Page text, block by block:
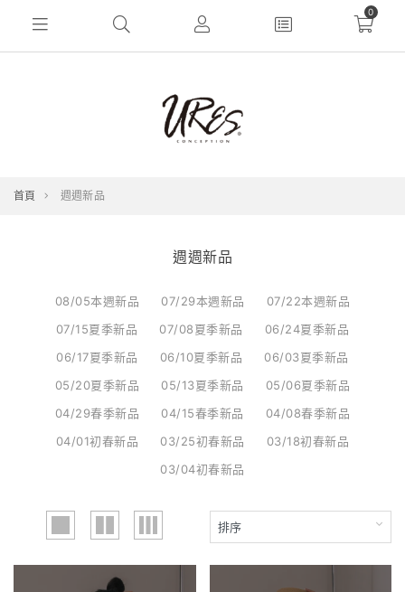
0
首頁 週週新品
週週新品
08/05本週新品 07/29本週新品
07/22本週新品
07/15夏季新品
07/08夏季新品
06/24夏季新品
06/17夏季新品
06/10夏季新品
06/03夏季新品
05/20夏季新品
05/13夏季新品
05/06夏季新品
04/29春季新品
04/15春季新品
04/08春季新品
04/01初春新品
03/25初春新品
03/18初春新品
03/04初春新品